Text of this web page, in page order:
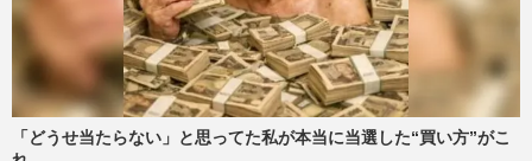
「どうせ当たらない」と思ってた私が本当に当選した“買い方”がこ